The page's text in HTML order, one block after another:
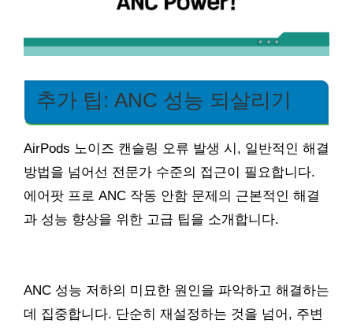
추가 팁: ANC 성능 되살리기
AirPods 노이즈 캔슬링 오류 발생 시, 일반적인 해결
방법을 넘어선 전문가 수준의 접근이 필요합니다.
에어팟 프로 ANC 작동 안함 문제의 근본적인 해결
과 성능 향상을 위한 고급 팁을 소개합니다.
ANC 성능 저하의 미묘한 원인을 파악하고 해결하는
데 집중합니다. 단순히 재설정하는 것을 넘어, 주변